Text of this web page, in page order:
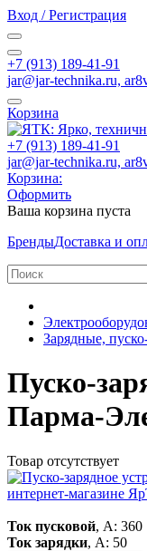
Вход / Регистрация
+7 (913) 189-41-91
jar@jar-technika.ru,
Корзина
+7 (913) 189-41-91
jar@jar-technika.ru,
Корзина:
Оформить
Ваша корзина пуста
БрендыДоставка и
Зарядные,
Пуско-
Парма-
Товар отсутствует
Ток пусковой, А: 360
Ток зарядки, А: 50